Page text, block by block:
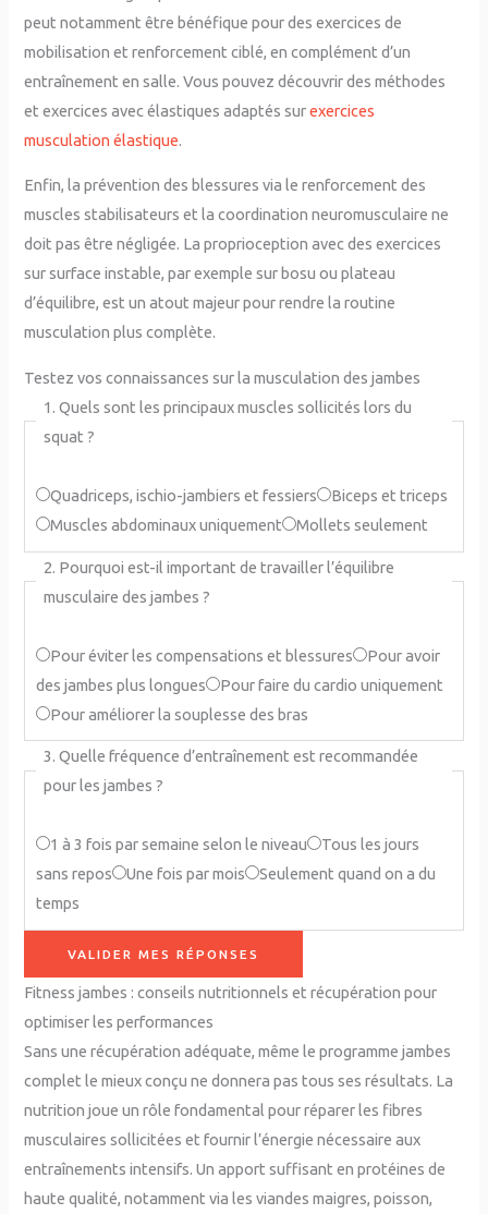
peut notamment être bénéfique pour des exercices de
mobilisation et renforcement ciblé, en complément d’un
entraînement en salle. Vous pouvez découvrir des méthodes
et exercices avec élastiques adaptés surexercices
musculation élastique.
Enfin, la prévention des blessures via le renforcement des
muscles stabilisateurs et la coordination neuromusculaire ne
doit pas être négligée. La proprioception avec des exercices
sur surface instable, par exemple sur bosu ou plateau
d’équilibre, est un atout majeur pour rendre la routine
musculation plus complète.
Testez vos connaissances sur la musculation des jambes
1. Quels sont les principaux muscles sollicités lors du
squat ?
Quadriceps, ischio-jambiers et fessiers
Biceps et triceps
Muscles abdominaux uniquement
Mollets seulement
2. Pourquoi est-il important de travailler l’équilibre
musculaire des jambes ?
Pour éviter les compensations et blessures
Pour avoir
des jambes plus longues
Pour faire du cardio uniquement
Pour améliorer la souplesse des bras
3. Quelle fréquence d’entraînement est recommandée
pour les jambes ?
1 à 3 fois par semaine selon le niveau
Tous les jours
sans repos
Une fois par mois
Seulement quand on a du
temps
VALIDER MES RÉPONSES
Fitness jambes : conseils nutritionnels et récupération pour
optimiser les performances
Sans une récupération adéquate, même le programme jambes
complet le mieux conçu ne donnera pas tous ses résultats. La
nutrition joue un rôle fondamental pour réparer les fibres
musculaires sollicitées et fournir l’énergie nécessaire aux
entraînements intensifs. Un apport suffisant en protéines de
haute qualité, notamment via les viandes maigres, poisson,